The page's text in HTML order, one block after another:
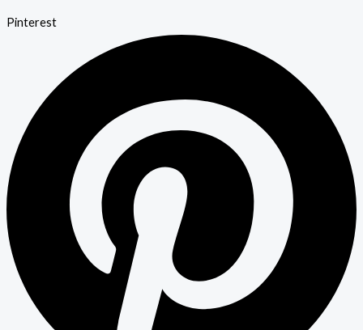
Pinterest